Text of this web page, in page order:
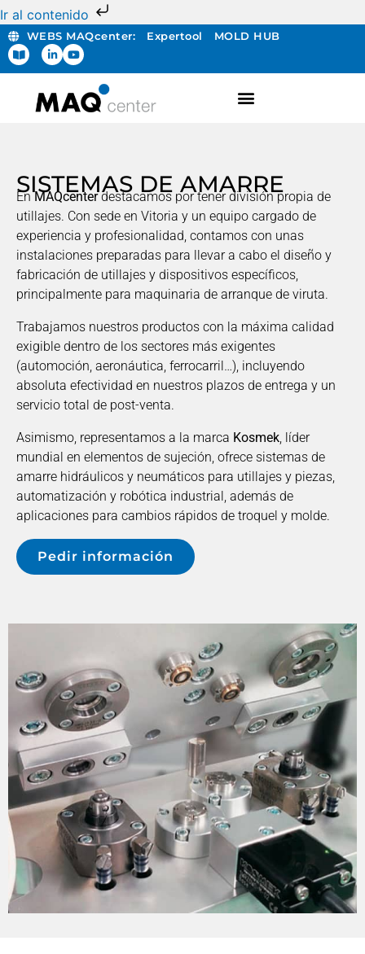
Ir al contenido
WEBS MAQcenter: Expertool MOLD HUB
SISTEMAS DE AMARRE
EnMAQcenterdestacamos por tener división propia de
utillajes. Con sede en Vitoria y un equipo cargado de
experiencia y profesionalidad, contamos con unas
instalaciones preparadas para llevar a cabo el diseño y
fabricación de utillajes y dispositivos específicos,
principalmente para maquinaria de arranque de viruta.
Trabajamos nuestros productos con la máxima calidad
exigible dentro de los sectores más exigentes
(automoción, aeronáutica, ferrocarril…), incluyendo
absoluta efectividad en nuestros plazos de entrega y un
servicio total de post-venta.
Asimismo, representamos a la marca Kosmek , líder
mundial en elementos de sujeción, ofrece sistemas de
amarre hidráulicos y neumáticos para utillajes y piezas,
automatización y robótica industrial, además de
aplicaciones para cambios rápidos de troquel y molde.
Pedir información